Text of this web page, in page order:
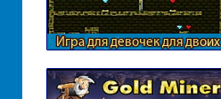
Игра для девочек для двоих